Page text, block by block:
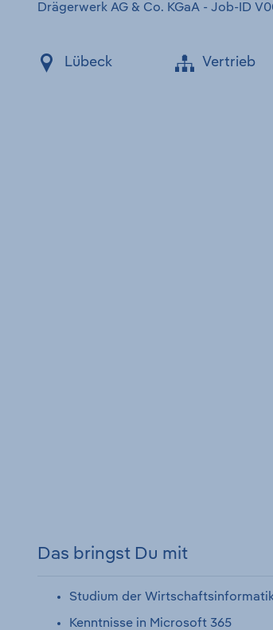
Drägerwerk AG & Co. KGaA - Job-ID
Lübeck Vertrieb
Das bringst Du mit
Studium der
Kenntnisse in Microsoft 365